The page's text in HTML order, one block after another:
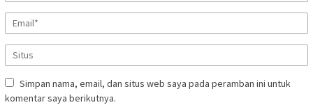
Simpan nama, email, dan situs web saya pada peramban ini untuk
komentar saya berikutnya.